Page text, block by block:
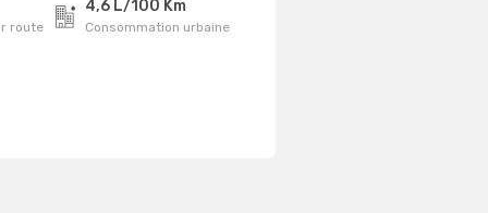
route
4,6 L/100 Km
Consommation urbaine